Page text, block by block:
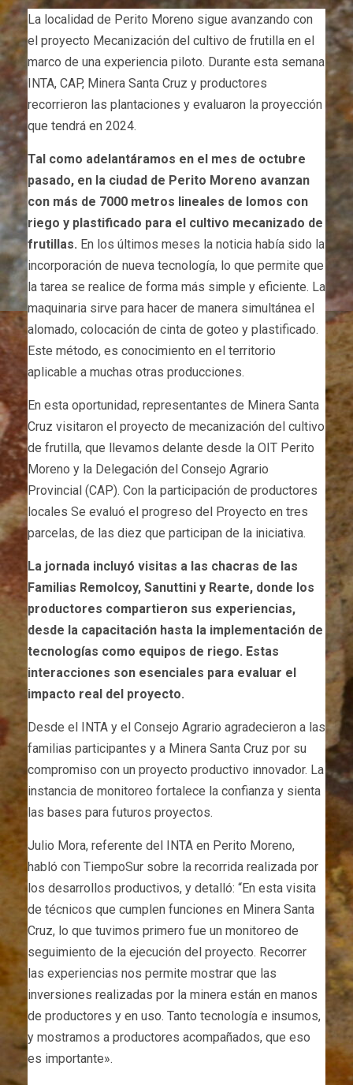
La localidad de Perito Moreno sigue avanzando con
el proyecto Mecanización del cultivo de frutilla en el
marco de una experiencia piloto. Durante esta semana
INTA, CAP, Minera Santa Cruz y productores
recorrieron las plantaciones y evaluaron la proyección
que tendrá en 2024.
Tal como adelantáramos en el mes de octubre
pasado, en la ciudad de Perito Moreno avanzan
con más de 7000 metros lineales de lomos con
riego y plastificado para el cultivo mecanizado de
frutillas. En los últimos meses la noticia había sido la
incorporación de nueva tecnología, lo que permite que
la tarea se realice de forma más simple y eficiente. La
maquinaria sirve para hacer de manera simultánea el
alomado, colocación de cinta de goteo y plastificado.
Este método, es conocimiento en el territorio
aplicable a muchas otras producciones.
En esta oportunidad, representantes de Minera Santa
Cruz visitaron el proyecto de mecanización del cultivo
de frutilla, que llevamos delante desde la OIT Perito
Moreno y la Delegación del Consejo Agrario
Provincial (CAP). Con la participación de productores
locales Se evaluó el progreso del Proyecto en tres
parcelas, de las diez que participan de la iniciativa.
La jornada incluyó visitas a las chacras de las
Familias Remolcoy, Sanuttini y Rearte, donde los
productores compartieron sus experiencias,
desde la capacitación hasta la implementación de
tecnologías como equipos de riego. Estas
interacciones son esenciales para evaluar el
impacto real del proyecto.
Desde el INTA y el Consejo Agrario agradecieron a las
familias participantes y a Minera Santa Cruz por su
compromiso con un proyecto productivo innovador. La
instancia de monitoreo fortalece la confianza y sienta
las bases para futuros proyectos.
Julio Mora, referente del INTA en Perito Moreno,
habló con TiempoSur sobre la recorrida realizada por
los desarrollos productivos, y detalló: “En esta visita
de técnicos que cumplen funciones en Minera Santa
Cruz, lo que tuvimos primero fue un monitoreo de
seguimiento de la ejecución del proyecto. Recorrer
las experiencias nos permite mostrar que las
inversiones realizadas por la minera están en manos
de productores y en uso. Tanto tecnología e insumos,
y mostramos a productores acompañados, que eso
es importante».